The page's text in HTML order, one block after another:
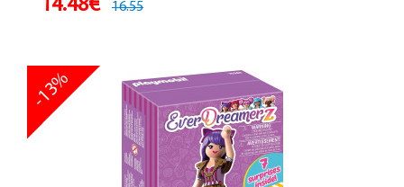
14.48€ 16.55
-13%